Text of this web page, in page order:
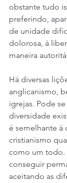
obstante tudo
preferindo,
de unidade
dolorosa, à
maneira
Há diversas
anglicanismo,
igrejas. Pode
diversidade
é semelhante à
cristianismo
como um todo.
conseguir
aceitando as